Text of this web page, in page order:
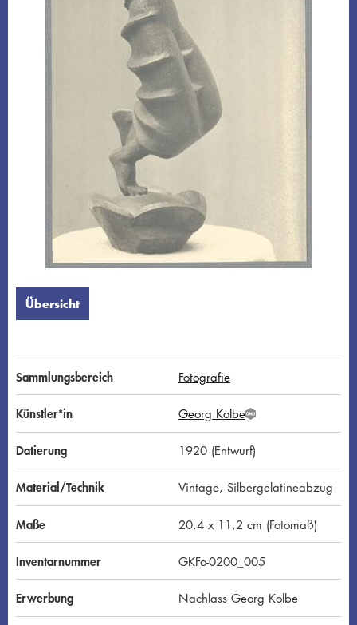
Übersicht
Sammlungsbereich Fotografie
Künstler*in Georg KolbeG
N
D
Datierung 1920 (Entwurf)
Material/Technik Vintage, Silbergelatineabzug
Maße 20,4 x 11,2 cm (Fotomaß)
Inventarnummer GKFo-0200_005
Erwerbung Nachlass Georg Kolbe